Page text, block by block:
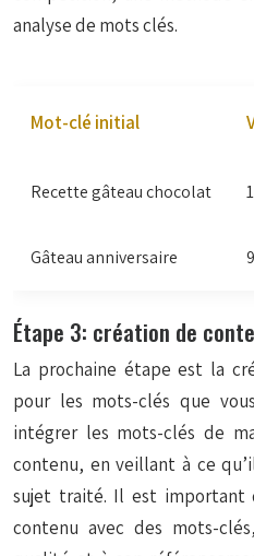
analyse de mots clés.
Mot-clé initial
Recette gâteau chocolat
Gâteau anniversaire
Étape 3: création de
La prochaine étape est la
pour les mots-clés que
intégrer les mots-clés de
contenu, en veillant à ce
sujet traité. Il est important
contenu avec des mots-